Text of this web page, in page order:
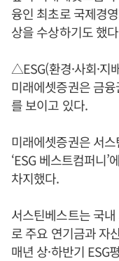
융인 최초로 국제경
상을 수상하기도 했
△ESG(환경·사회·지
미래에셋증권은 금
를 보이고 있다.
미래에셋증권은 서
‘ESG 베스트컴퍼니
차지했다.
서스틴베스트는 국
로 주요 연기금과 자
매년 상·하반기 ESG